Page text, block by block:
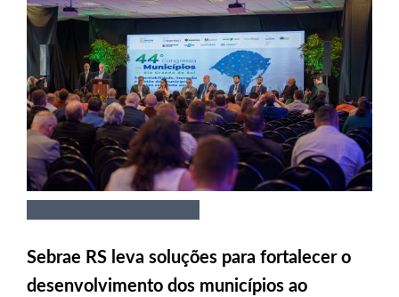
Sebrae RS leva soluções para fortalecer o
desenvolvimento dos municípios ao